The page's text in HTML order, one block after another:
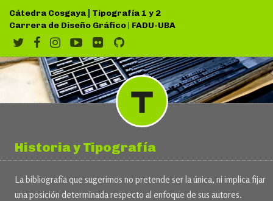
Cátedra Cosgaya | Tipografía 1 y 2
Carrera de Diseño Gráfico| FADU-UBA
Historia y Tipografía
La bibliografía que sugerimos no pretende ser la única, ni implica fijar
una posición determinada respecto al enfoque de sus autores.